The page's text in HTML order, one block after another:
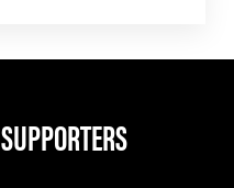
SUPPORTERS